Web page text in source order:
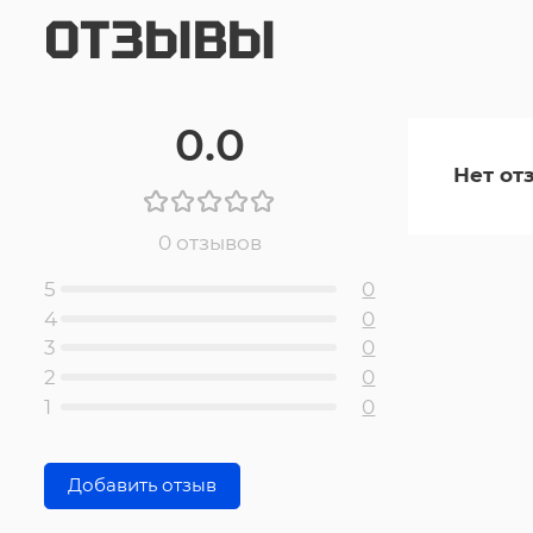
ОТЗЫВЫ
0.0
0 отзывов
5
0
4
0
3
0
2
0
1
0
Добавить отзыв
Нет